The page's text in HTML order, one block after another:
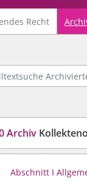
Recht
Archiviertes
Archiv
Abschnitt I